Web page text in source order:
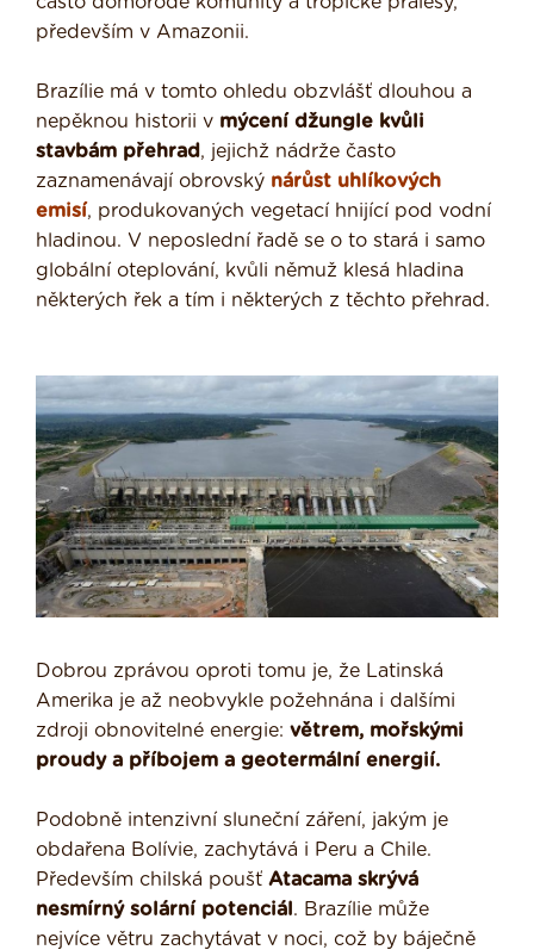
především v Amazonii.
Brazílie má v tomto ohledu obzvlášť dlouhou a
nepěknou historii v mýcení džungle kvůli
stavbám přehrad , jejichž nádrže často
zaznamenávají obrovský nárůst uhlíkových
emisí, produkovaných vegetací hnijící pod vodní
hladinou. V neposlední řadě se o to stará i samo
globální oteplování, kvůli němuž klesá hladina
některých řek a tím i některých z těchto přehrad.
Dobrou zprávou oproti tomu je, že Latinská
Amerika je až neobvykle požehnána i dalšími
zdroji obnovitelné energie: větrem, mořskými
proudy a příbojem a geotermální energií.
Podobně intenzivní sluneční záření, jakým je
obdařena Bolívie, zachytává i Peru a Chile.
Především chilská poušť Atacama skrývá
nesmírný solární potenciál . Brazílie může
nejvíce větru zachytávat v noci, což by báječně